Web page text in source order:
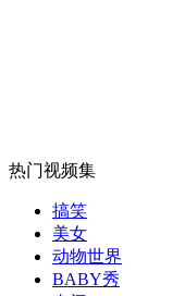
热门视频集
搞笑
美女
动物世界
BABY秀